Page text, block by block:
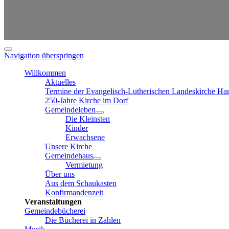
Navigation überspringen
Willkommen
Aktuelles
Termine der Evangelisch-Lutherischen Landeskirche
250-Jahre Kirche im Dorf
Gemeindeleben
Die Kleinsten
Kinder
Erwachsene
Unsere Kirche
Gemeindehaus
Vermietung
Über uns
Aus dem Schaukasten
Konfirmandenzeit
Veranstaltungen
Gemeindebücherei
Die Bücherei in Zahlen